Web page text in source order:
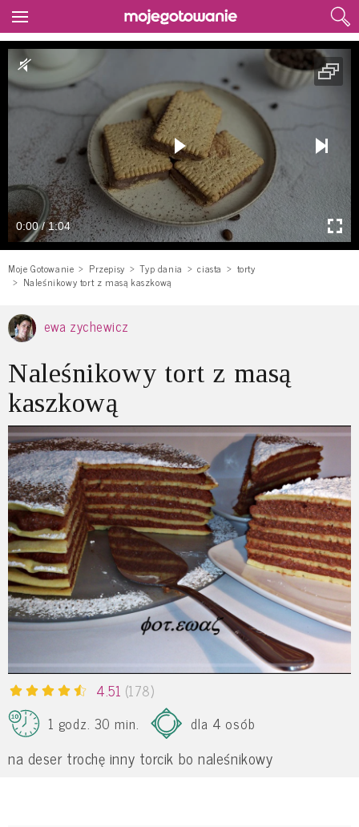
0:00 / 1:04
Moje Gotowanie Przepisy Typ dania ciasta
torty
Naleśnikowy tort z masą kaszkową
ewa zychewicz
Naleśnikowy tort z masą
kaszkową
4.51 (178)
1 godz. 30 min.
dla 4 osób
na deser trochę inny torcik bo naleśnikowy